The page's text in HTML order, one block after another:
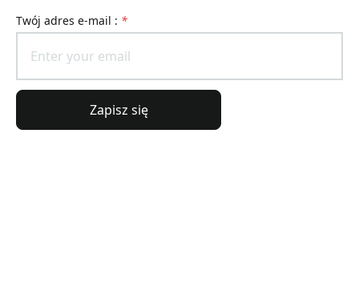
Twój adres e-mail : *
Zapisz się